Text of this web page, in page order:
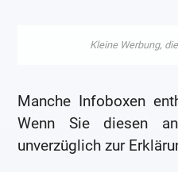
Manche Infoboxen
Wenn Sie diesen
unverzüglich zur